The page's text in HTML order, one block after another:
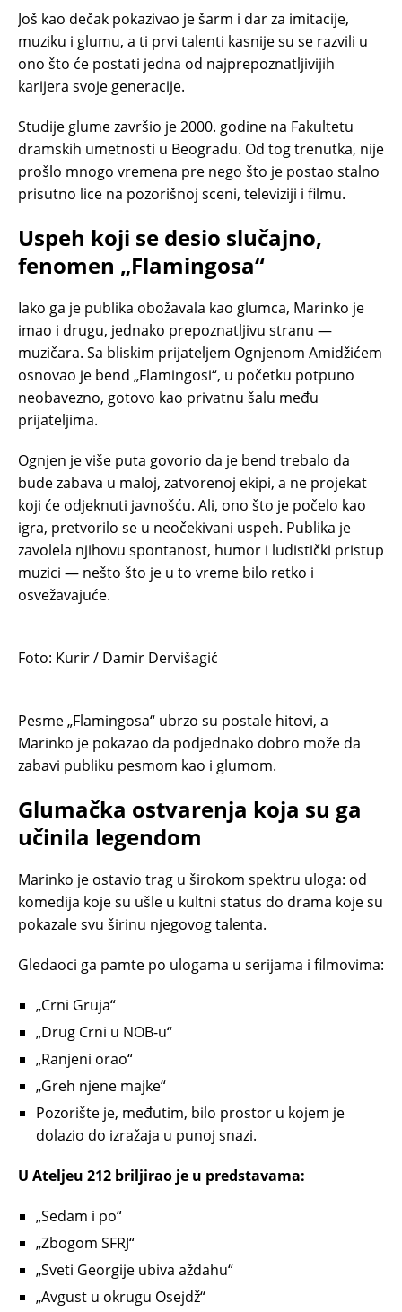
Još kao dečak pokazivao je šarm i dar za imitacije,
muziku i glumu, a ti prvi talenti kasnije su se razvili u
ono što će postati jedna od najprepoznatljivijih
karijera svoje generacije.
Studije glume završio je 2000. godine na Fakultetu
dramskih umetnosti u Beogradu. Od tog trenutka, nije
prošlo mnogo vremena pre nego što je postao stalno
prisutno lice na pozorišnoj sceni, televiziji i filmu.
Uspeh koji se desio slučajno,
fenomen „Flamingosa“
Iako ga je publika obožavala kao glumca, Marinko je
imao i drugu, jednako prepoznatljivu stranu —
muzičara. Sa bliskim prijateljem Ognjenom Amidžićem
osnovao je bend „Flamingosi“, u početku potpuno
neobavezno, gotovo kao privatnu šalu među
prijateljima.
Ognjen je više puta govorio da je bend trebalo da
bude zabava u maloj, zatvorenoj ekipi, a ne projekat
koji će odjeknuti javnošću. Ali, ono što je počelo kao
igra, pretvorilo se u neočekivani uspeh. Publika je
zavolela njihovu spontanost, humor i ludistički pristup
muzici — nešto što je u to vreme bilo retko i
osvežavajuće.
Foto: Kurir / Damir Dervišagić
Pesme „Flamingosa“ ubrzo su postale hitovi, a
Marinko je pokazao da podjednako dobro može da
zabavi publiku pesmom kao i glumom.
Glumačka ostvarenja koja su ga
učinila legendom
Marinko je ostavio trag u širokom spektru uloga: od
komedija koje su ušle u kultni status do drama koje su
pokazale svu širinu njegovog talenta.
Gledaoci ga pamte po ulogama u serijama i filmovima:
„Crni Gruja“
„Drug Crni u NOB-u“
„Ranjeni orao“
„Greh njene majke“
Pozorište je, međutim, bilo prostor u kojem je
dolazio do izražaja u punoj snazi.
U Ateljeu 212 briljirao je u predstavama:
„Sedam i po“
„Zbogom SFRJ“
„Sveti Georgije ubiva aždahu“
„Avgust u okrugu Osejdž“